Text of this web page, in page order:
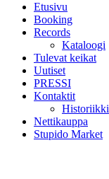
Etusivu
Booking
Records
Kataloogi
Tulevat keikat
Uutiset
PRESSI
Kontaktit
Historiikki
Nettikauppa
Stupido Market